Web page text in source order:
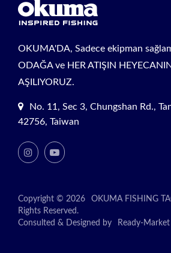
OKUMA'DA, Sadece ekipman
ODAĞA ve HER ATIŞIN
AŞILIYORUZ.
No. 11, Sec 3, Chungshan Rd.,
42756, Taiwan
Copyright © 2026 OKUMA FISHING
Rights Reserved.
Consulted & Designed by
Ready-Market